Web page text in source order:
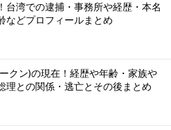
台湾での逮捕・事務所や経歴・本名
などプロフィールまとめ
クン)の現在！経歴や年齢・家族や
理との関係・逃亡とその後まとめ